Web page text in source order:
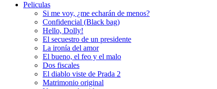
Peliculas
Si me voy, ¿me echarán de menos?
Confidencial (Black bag)
Hello, Dolly!
El secuestro de un presidente
La ironía del amor
El bueno, el feo y el malo
Dos fiscales
El diablo viste de Prada 2
Matrimonio original